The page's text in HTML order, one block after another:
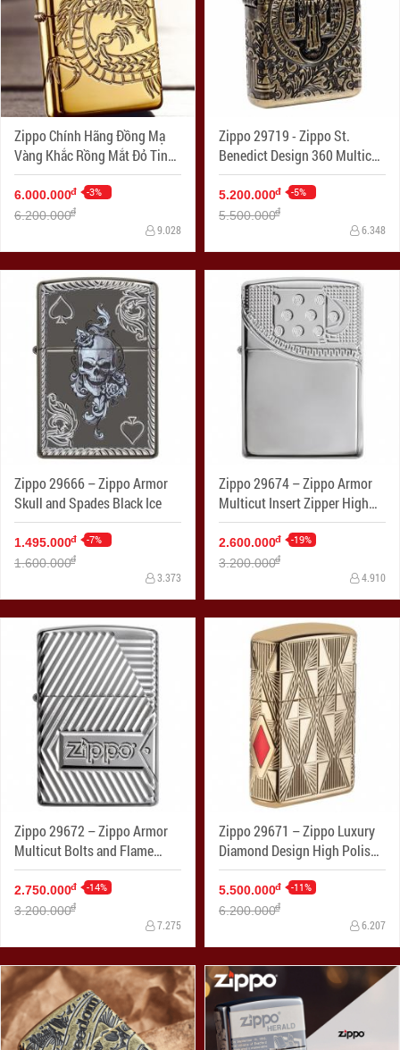
Zippo Chính Hãng Đồng Mạ
Vàng Khắc Rồng Mắt Đỏ Tinh
Xảo Vỏ Dày Armor
6.000.000đ -3%
6.200.000đ
9.028
Zippo 29719 - Zippo St.
Benedict Design 360 Multicut
Antique Brass Armor
5.200.000đ -5%
5.500.000đ
6.348
Zippo 29666 – Zippo Armor
Skull and Spades Black Ice
1.495.000đ -7%
1.600.000đ
3.373
Zippo 29674 – Zippo Armor
Multicut Insert Zipper High
Polish Chrome
2.600.000đ -19%
3.200.000đ
4.910
Zippo 29672 – Zippo Armor
Multicut Bolts and Flame
High Polish Chrome
2.750.000đ -14%
3.200.000đ
7.275
Zippo 29671 – Zippo Luxury
Diamond Design High Polish
Gold Plate
5.500.000đ -11%
6.200.000đ
6.207